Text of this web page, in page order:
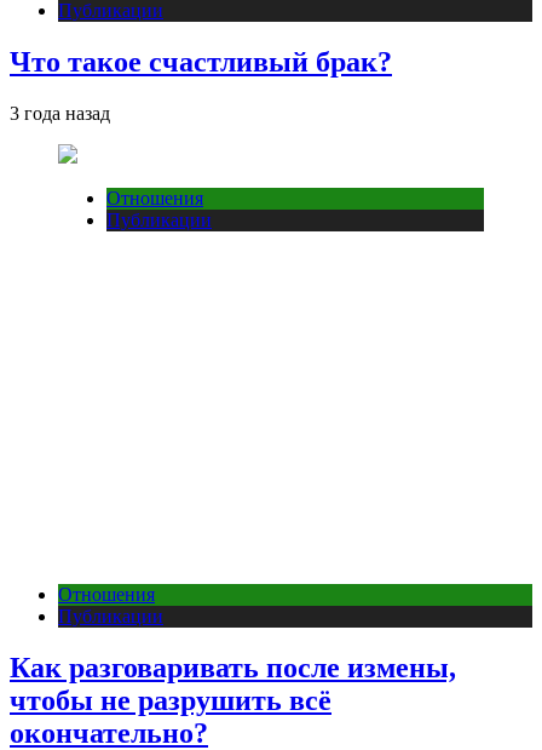
Публикации
Что такое счастливый брак?
3 года назад
Отношения
Публикации
Отношения
Публикации
Как разговаривать после измены,
чтобы не разрушить всё
окончательно?